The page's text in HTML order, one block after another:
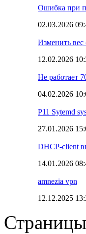
Ошибка при
02.03.2026
Изменить вес
12.02.2026
Не работает
04.02.2026
P11 Sytemd
27.01.2026
DHCP-сlient
14.01.2026
amnezia vpn
12.12.2025